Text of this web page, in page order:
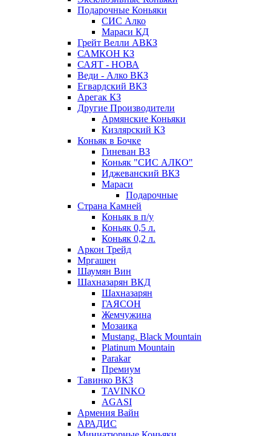
Подарочные Коньяки
СИС Алко
Мараси КД
Грейт Велли АВКЗ
САМКОН КЗ
САЯТ - НОВА
Веди - Алко ВКЗ
Егвардский ВКЗ
Арегак КЗ
Другие Производители
Армянские Коньяки
Кизлярский КЗ
Коньяк в Бочке
Гиневан ВЗ
Коньяк "СИС АЛКО"
Иджеванский ВКЗ
Мараси
Подарочные
Страна Камней
Коньяк в п/у
Коньяк 0,5 л.
Коньяк 0,2 л.
Аркон Трейд
Мргашен
Шаумян Вин
Шахназарян ВКД
Шахназарян
ГАЯСОН
Жемчужина
Мозаика
Mustang. Black Mountain
Platinum Mountain
Parakar
Премиум
Тавинко ВКЗ
TAVINKO
AGASI
Армения Вайн
АРАДИС